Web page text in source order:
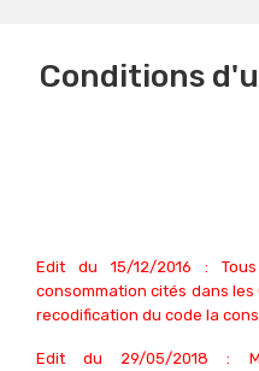
Conditions
Edit du 15/12/2016 :
consommation cités dans
recodification du code la
Edit du 29/05/2018 :